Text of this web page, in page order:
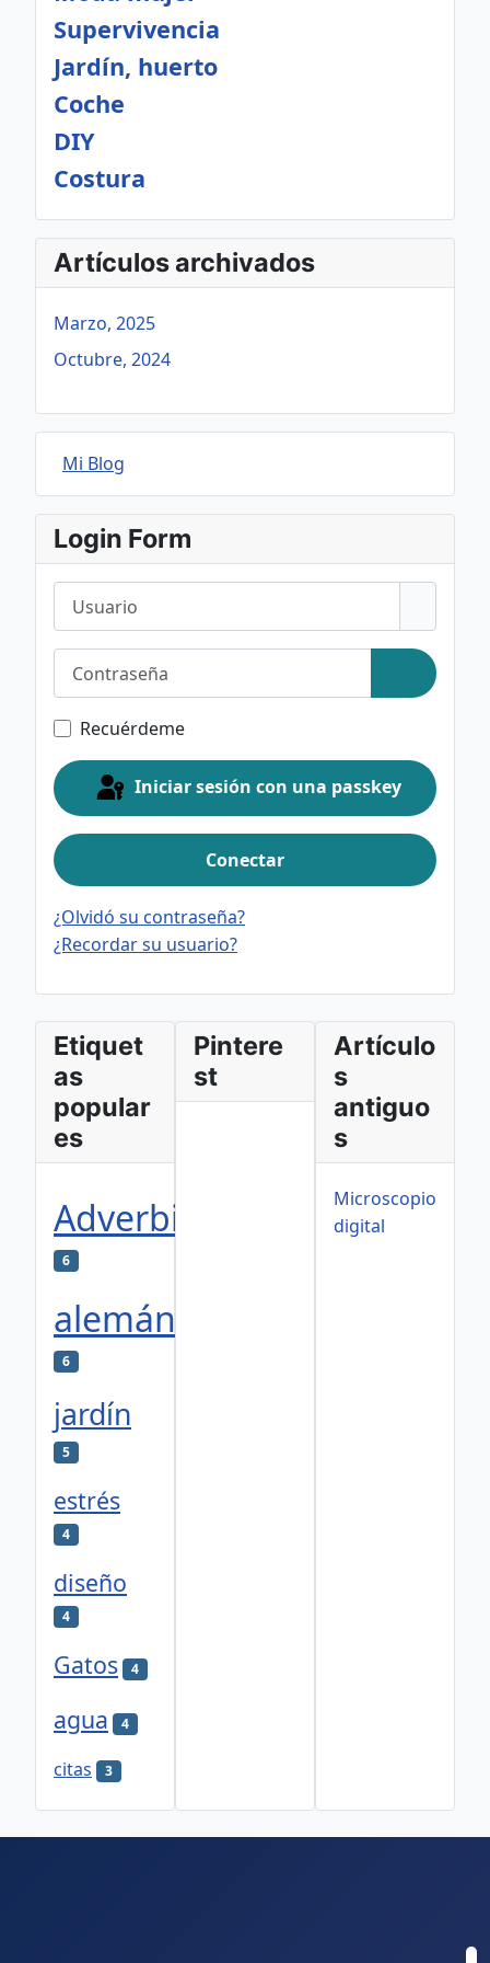
Supervivencia
Jardín, huerto
Coche
DIY
Costura
Artículos archivados
Marzo, 2025
Octubre, 2024
Mi Blog
Login Form
Mostrar
Recuérdeme
Iniciar sesión con una passkey
Conectar
¿Olvidó su contraseña?
¿Recordar su usuario?
Etiquet
as
popular
es
Adverbios
6
alemán
6
jardín
5
estrés
4
diseño
4
Gatos 4
agua 4
citas 3
Pintere
st
Artículo
s
antiguo
s
Microscopio
digital